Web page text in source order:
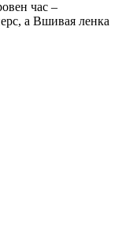
час –
а Вшивая ленка